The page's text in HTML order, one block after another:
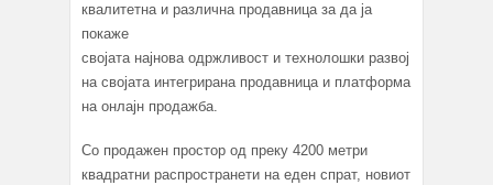
квалитетна и различна продавница за да ја
покаже
својата најнова одржливост и технолошки развој
на својата интегрирана продавница и платформа
на онлајн продажба.
Со продажен простор од преку 4200 метри
квадратни распространети на еден спрат, новиот